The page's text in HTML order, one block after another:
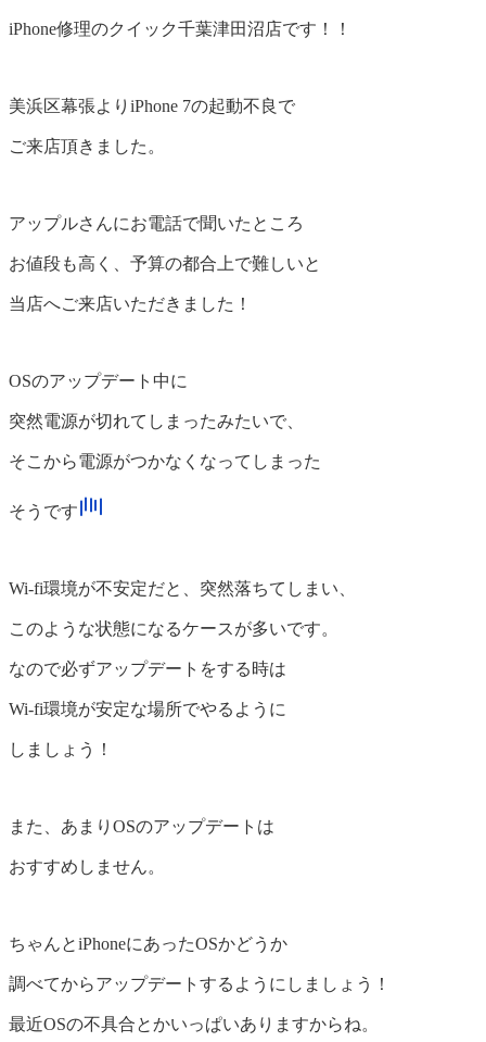
iPhone修理のクイック千葉津田沼店です！！
美浜区幕張よりiPhone 7の起動不良で
ご来店頂きました。
アップルさんにお電話で聞いたところ
お値段も高く、予算の都合上で難しいと
当店へご来店いただきました！
OSのアップデート中に
突然電源が切れてしまったみたいで、
そこから電源がつかなくなってしまった
そうです
Wi-fi環境が不安定だと、突然落ちてしまい、
このような状態になるケースが多いです。
なので必ずアップデートをする時は
Wi-fi環境が安定な場所でやるように
しましょう！
また、あまりOSのアップデートは
おすすめしません。
ちゃんとiPhoneにあったOSかどうか
調べてからアップデートするようにしましょう！
最近OSの不具合とかいっぱいありますからね。